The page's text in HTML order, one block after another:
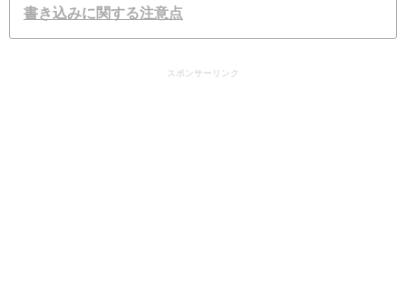
書き込みに関する注意点
スポンサーリンク